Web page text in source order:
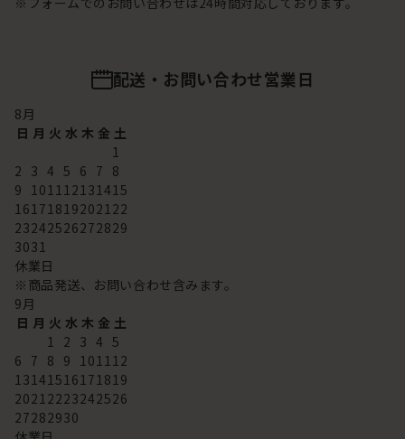
配送・お問い合わせ営業日
8月
日 月 火 水 木 金 土
1
2 3 4 5 6 7 8
9 101112131415
16171819202122
23242526272829
3031
休業日
※商品発送、お問い合わせ含みます。
9月
日 月 火 水 木 金 土
1 2 3 4 5
6 7 8 9 101112
13141516171819
20212223242526
27282930